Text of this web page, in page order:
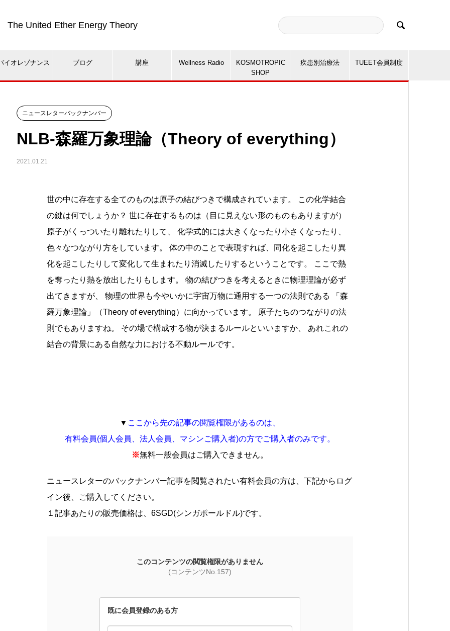
The United Ether Energy Theory 
イオレゾナンス ブログ 講座 Wellness Radio
KOSMOTROPIC
SHOP
疾患別治療法 TUEET会員制度
ニュースレターバックナンバー
NLB-森羅万象理論（Theory of everything）
2021.01.21
世の中に存在する全てのものは原子の結びつきで構成されています。 この化学結合
の鍵は何でしょうか？ 世に存在するものは（目に見えない形のものもありますが）
原子がくっついたり離れたりして、 化学式的には大きくなったり小さくなったり、
色々なつながり方をしています。 体の中のことで表現すれば、同化を起こしたり異
化を起こしたりして変化して生まれたり消滅したりするということです。 ここで熱
を奪ったり熱を放出したりもします。 物の結びつきを考えるときに物理理論が必ず
出てきますが、 物理の世界も今やいかに宇宙万物に通用する一つの法則である 「森
羅万象理論」（Theory of everything）に向かっています。 原子たちのつながりの法
則でもありますね。 その場で構成する物が決まるルールといいますか、 あれこれの
結合の背景にある自然な力における不動ルールです。
▼ ここから先の記事の閲覧権限があるのは、
有料会員(個人会員、法人会員、マシンご購入者)の方でご購入者のみです。
※無料一般会員はご購入できません。
ニュースレターのバックナンバー記事を閲覧されたい有料会員の方は、下記からログ
イン後、ご購入してください。
１記事あたりの販売価格は、6SGD(シンガポールドル)です。